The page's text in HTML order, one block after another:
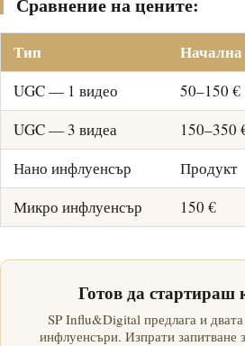
Тип Начална
UGC — 1 видео 50–150 €
UGC — 3 видеа
150–350
Нано инфлуенсър
Продукт
Микро инфлуенсър
150 €
Готов да стартираш
SP Influ&Digital предлага и
инфлуенсъри. Изпрати запитване